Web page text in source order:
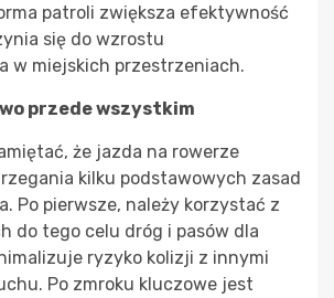
patroli zwiększa efektywność
się do wzrostu
w miejskich przestrzeniach.
przede wszystkim
że jazda na rowerze
kilku podstawowych zasad
Po pierwsze, należy korzystać z
do tego celu dróg i pasów dla
ryzyko kolizji z innymi
Po zmroku kluczowe jest